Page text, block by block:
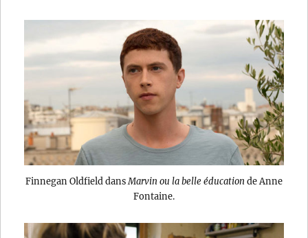
Finnegan Oldfield dans Marvin ou la belle éducation de Anne
Fontaine.